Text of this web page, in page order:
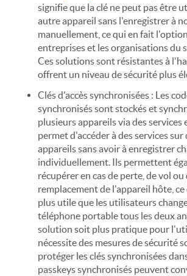
signifie que la clé ne peut pas être
autre appareil sans l'enregistrer à
manuellement, ce qui en fait
entreprises et les organisations du
Ces solutions sont résistantes à
offrent un niveau de sécurité plus
Clés d'accès synchronisées : Les
synchronisés sont stockés et
plusieurs appareils via des services
permet d'accéder à des services
appareils sans avoir à enregistrer
individuellement. Ils permettent
récupérer en cas de perte, de vol ou
remplacement de l'appareil hôte,
plus utile que les utilisateurs
téléphone portable tous les deux
solution soit plus pratique pour
nécessite des mesures de sécurité
protéger les clés synchronisées
passkeys synchronisés peuvent